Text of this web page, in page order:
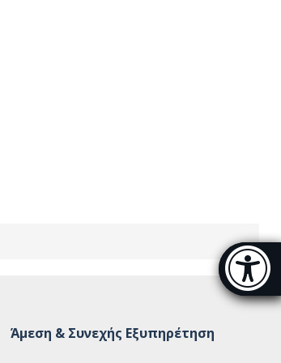
Μπάρα
Άμεση & Συνεχής Εξυπηρέτηση